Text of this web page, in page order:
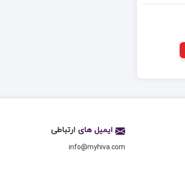
ایمیل های ارتباطی
info@myhiva.com